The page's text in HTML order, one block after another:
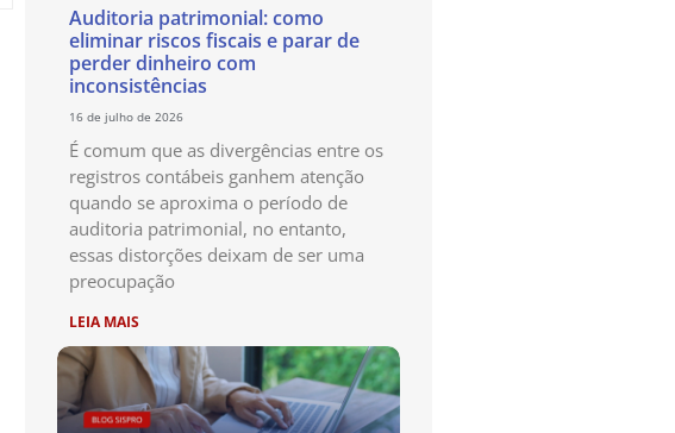
Auditoria patrimonial: como
eliminar riscos fiscais e parar de
perder dinheiro com
inconsistências
16 de julho de 2026
É comum que as divergências entre os
registros contábeis ganhem atenção
quando se aproxima o período de
auditoria patrimonial, no entanto,
essas distorções deixam de ser uma
preocupação
LEIA MAIS